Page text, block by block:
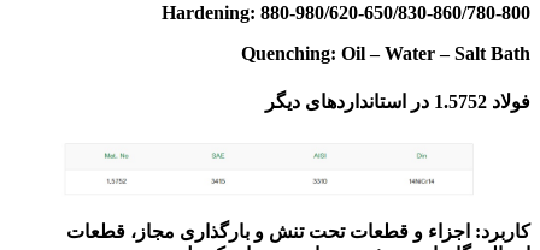
Hardening: 880-980/620-650/830-860/780-800
Quenching: Oil – Water – Salt Bath
فولاد 1.5752 در استانداردهای دیگر
کاربرد: اجزاء و قطعات تحت تنش و بارگذاری مجاز، قطعات